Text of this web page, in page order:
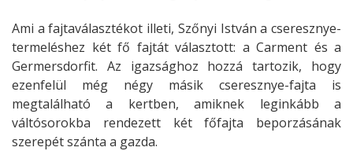
Ami a fajtaválasztékot illeti, Szőnyi István a cseresznye-
termeléshez két fő fajtát választott: a Carment és a
Germersdorfit. Az igazsághoz hozzá tartozik, hogy
ezenfelül még négy másik cseresznye-fajta is
megtalálható a kertben, amiknek leginkább a
váltósorokba rendezett két főfajta beporzásának
szerepét szánta a gazda.